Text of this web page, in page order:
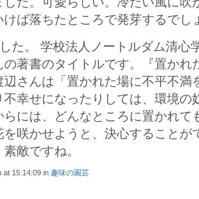
けば落ちたところで発芽するでし
た。 学校法人ノートルダム清心
の著書のタイトルです。『置かれ
辺さんは「置かれた場に不平不満
幸せになったりしては、環境の
らには、どんなところに置かれて
を咲かせようと、決心することが
敵ですね。
at 15:14:09 in 趣味の園芸